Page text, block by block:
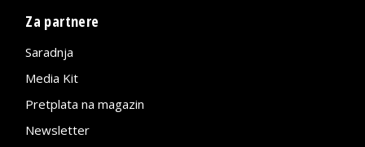
Za partnere
Saradnja
Media Kit
Pretplata na magazin
Newsletter